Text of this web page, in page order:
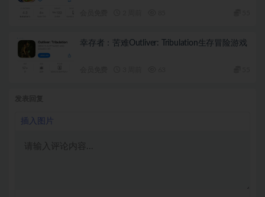
幸存者：苦难Outliver: Tribulation生存冒险游戏
插入图片